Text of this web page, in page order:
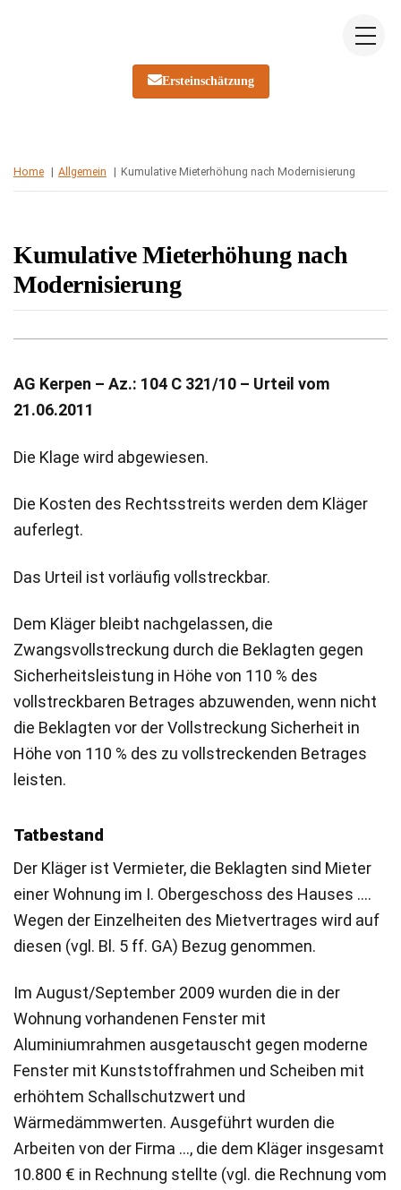
Ersteinschätzung
Home Allgemein Kumulative Mieterhöhung nach Modernisierung
Kumulative Mieterhöhung nach
Modernisierung
AG Kerpen – Az.: 104 C 321/10 – Urteil vom
21.06.2011
Die Klage wird abgewiesen.
Die Kosten des Rechtsstreits werden dem Kläger
auferlegt.
Das Urteil ist vorläufig vollstreckbar.
Dem Kläger bleibt nachgelassen, die
Zwangsvollstreckung durch die Beklagten gegen
Sicherheitsleistung in Höhe von 110 % des
vollstreckbaren Betrages abzuwenden, wenn nicht
die Beklagten vor der Vollstreckung Sicherheit in
Höhe von 110 % des zu vollstreckenden Betrages
leisten.
Tatbestand
Der Kläger ist Vermieter, die Beklagten sind Mieter
einer Wohnung im I. Obergeschoss des Hauses ….
Wegen der Einzelheiten des Mietvertrages wird auf
diesen (vgl. Bl. 5 ff. GA) Bezug genommen.
Im August/September 2009 wurden die in der
Wohnung vorhandenen Fenster mit
Aluminiumrahmen ausgetauscht gegen moderne
Fenster mit Kunststoffrahmen und Scheiben mit
erhöhtem Schallschutzwert und
Wärmedämmwerten. Ausgeführt wurden die
Arbeiten von der Firma …, die dem Kläger insgesamt
10.800 € in Rechnung stellte (vgl. die Rechnung vom